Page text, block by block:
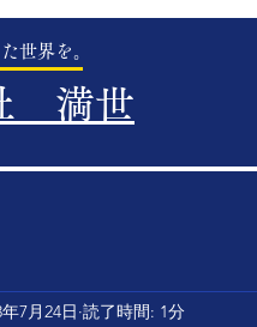
世界を。
満世
年7月24日 読了時間: 1分